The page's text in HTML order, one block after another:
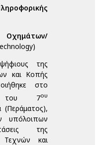
Οχημάτων/
της
και Κοπής
στο
του 7ου
(Περάματος),
υπόλοιπων
της
Τεχνών και